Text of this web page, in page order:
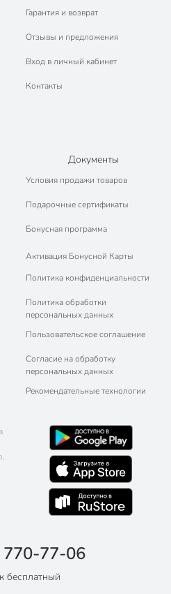
Гарантия и возврат
Отзывы и предложения
Вход в личный кабинет
Контакты
Документы
Условия продажи товаров
Подарочные сертификаты
Бонусная программа
Активация Бонусной Карты
Политика конфиденциальности
Политика обработки
персональных данных
Пользовательское соглашение
Согласие на обработку
персональных данных
Рекомендательные технологии
770-77-06
бесплатный